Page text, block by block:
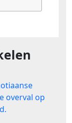
overval op